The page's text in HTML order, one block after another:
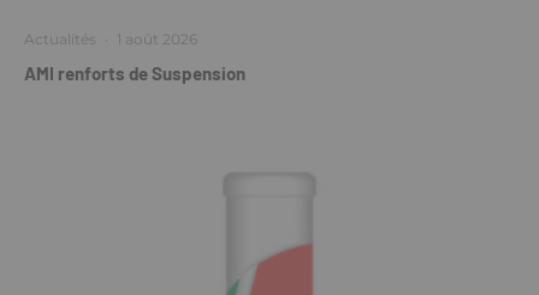
Actualités · 1 août 2026
AMI renforts de Suspension